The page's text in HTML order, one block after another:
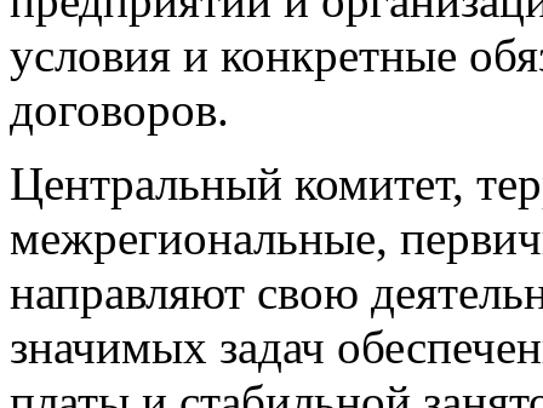
условия и конкретные
договоров.
Центральный комитет,
межрегиональные,
направляют свою
значимых задач